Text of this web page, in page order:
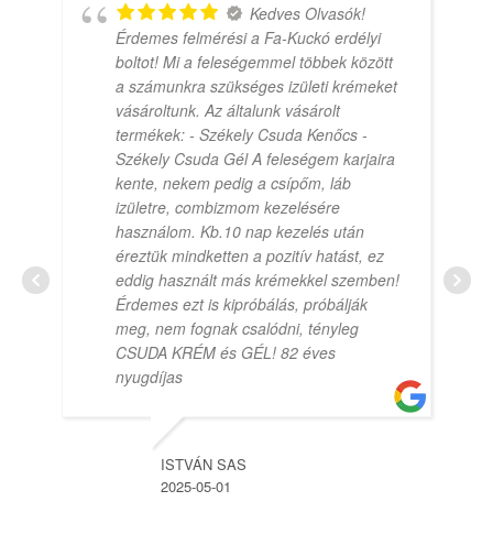
Kedves Olvasók!
Érdemes felmérési a Fa-Kuckó erdélyi
boltot! Mi a feleségemmel többek között
a számunkra szükséges izületi krémeket
vásároltunk. Az általunk vásárolt
termékek: - Székely Csuda Kenőcs -
Székely Csuda Gél A feleségem karjaira
kente, nekem pedig a csípőm, láb
izületre, combizmom kezelésére
használom. Kb.10 nap kezelés után
éreztük mindketten a pozitív hatást, ez
eddig használt más krémekkel szemben!
Érdemes ezt is kipróbálás, próbálják
meg, nem fognak csalódni, tényleg
CSUDA KRÉM és GÉL! 82 éves
nyugdíjas
ISTVÁN SAS
2025-05-01